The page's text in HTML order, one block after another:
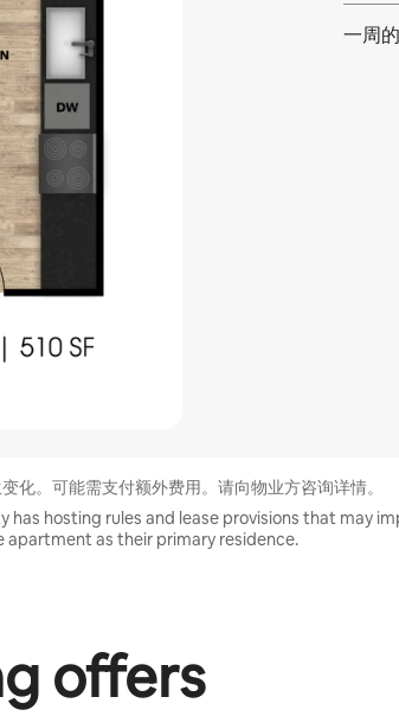
一周
化。可能需支付额外费用。请向物业方咨询详情。
has hosting rules and lease provisions that may
apartment as their primary residence.
offers